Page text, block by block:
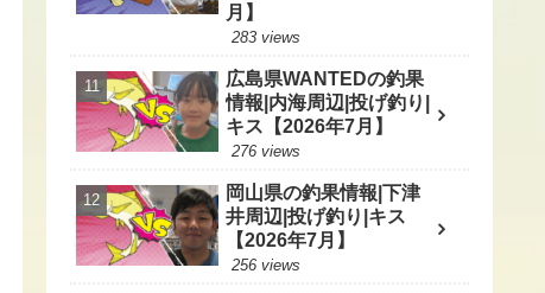
月】
283 views
広島県WANTEDの釣果
情報|内海周辺|投げ釣り|
キス【2026年7月】
276 views
岡山県の釣果情報|下津
井周辺|投げ釣り|キス
【2026年7月】
256 views